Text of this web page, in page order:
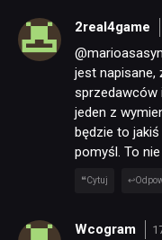
2real4game
jest napisane,
sprzedawców
jeden z
będzie to
pomyśl. To nie
Cytuj
Wcogram